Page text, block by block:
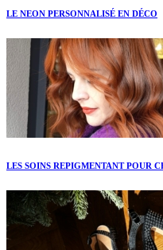
LE NEON PERSONNALISÉ EN DÉCO
LES SOINS REPIGMENTANT POUR